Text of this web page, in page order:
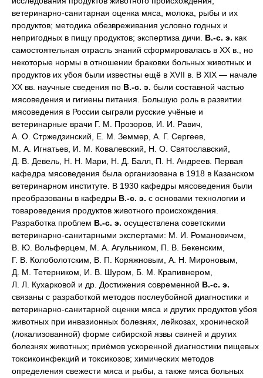
ветеринарно-санитарная оценка мяса, молока, рыбы и их
продуктов; методика обезвреживания условно годных и
непригодных в пищу продуктов; экспертиза дичи. В.-с. э. как
самостоятельная отрасль знаний сформировалась в XX в., но
некоторые нормы в отношении браковки больных животных и
продуктов их убоя были известны ещё в XVII в. В XIX — начале
XX вв. научные сведения по В.-с. э. были составной частью
мясоведения и гигиены питания. Большую роль в развитии
мясоведения в России сыграли русские учёные и
ветеринарные врачи Г. М. Прозоров, И. И. Равич,
А. О. Стржедзинский, Е. М. Земмер, А. Г. Сергеев,
М. А. Игнатьев, И. М. Ковалевский, Н. О. Святославский,
Д. В. Девель, Н. Н. Мари, Н. Д. Балл, П. Н. Андреев. Первая
кафедра мясоведения была организована в 1918 в Казанском
ветеринарном институте. В 1930 кафедры мясоведения были
преобразованы в кафедры В.-с. э. с основами технологии и
товароведения продуктов животного происхождения.
Разработка проблем В.-с. э. осуществлена советскими
ветеринарно-санитарными экспертами: М. И. Романовичем,
В. Ю. Вольферцем, М. А. Агульником, П. В. Бекенским,
Г. В. Колоболотским, В. П. Коряжновым, А. Н. Мироновым,
Д. М. Тетерником, И. В. Шуром, Б. М. Крапивнером,
Л. Л. Кухарковой и др. Достижения современной В.-с. э.
связаны с разработкой методов послеубойной диагностики и
ветеринарно-санитарной оценки мяса и других продуктов убоя
животных при инвазионных болезнях, лейкозах, хронической
(локализованной) форме сибирской язвы свиней и других
болезнях животных; приёмов ускоренной диагностики пищевых
токсикоинфекций и токсикозов; химических методов
определения свежести мяса и рыбы, а также мяса больных